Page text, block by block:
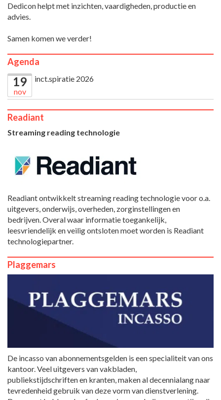
Dedicon helpt met inzichten, vaardigheden, productie en
advies.
Samen komen we verder!
Agenda
19
nov
inct.spiratie 2026
Readiant
Streaming reading technologie
Readiant ontwikkelt streaming reading technologie voor o.a.
uitgevers, onderwijs, overheden, zorginstellingen en
bedrijven. Overal waar informatie toegankelijk,
leesvriendelijk en veilig ontsloten moet worden is Readiant
technologiepartner.
Plaggemars
De incasso van abonnementsgelden is een specialiteit van ons
kantoor. Veel uitgevers van vakbladen,
publiekstijdschriften en kranten, maken al decennialang naar
tevredenheid gebruik van deze vorm van dienstverlening.